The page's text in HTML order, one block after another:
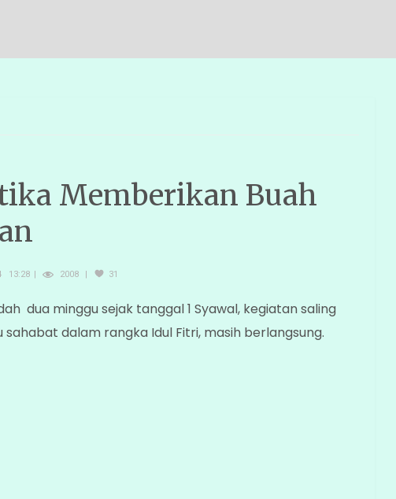
Memberikan Buah
13:28 2008 31
dua minggu sejak tanggal 1 Syawal, kegiatan saling
dalam rangka Idul Fitri, masih berlangsung.